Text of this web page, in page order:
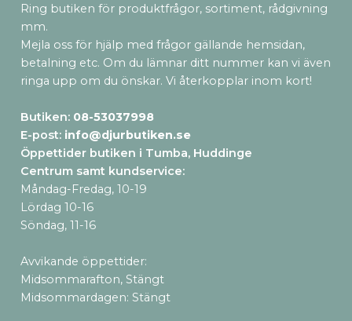
Ring butiken för produktfrågor, sortiment, rådgivning
mm.
Mejla oss för hjälp med frågor gällande hemsidan,
betalning etc. Om du lämnar ditt nummer kan vi även
ringa upp om du önskar. Vi återkopplar inom kort!
Butiken: 08-53037998
E-post: info@djurbutiken.se
Öppettider butiken i Tumba, Huddinge
Centrum samt kundservice:
Måndag-Fredag, 10-19
Lördag 10-16
Söndag, 11-16
Avvikande öppettider:
Midsommarafton, Stängt
Midsommardagen: Stängt